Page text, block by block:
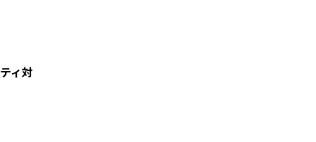
ィ対